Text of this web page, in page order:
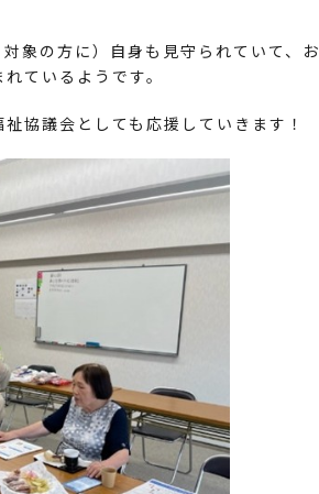
象の方に）自身も見守られていて、
ているようです。
協議会としても応援していきます！